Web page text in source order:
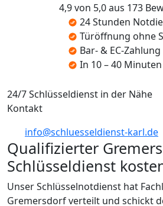
4,9 von 5,0 aus 173
24 Stunden
Türöffnung ohne
Bar- & EC-Zahlung
In 10 – 40
24/7 Schlüsseldienst in der Nähe
Kontakt
info@schluesseldienst-karl.de
Qualifizierter
Schlüsseldienst
Unser Schlüsselnotdienst hat
Gremersdorf verteilt und schickt